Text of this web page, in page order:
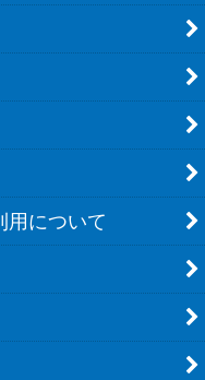
用について